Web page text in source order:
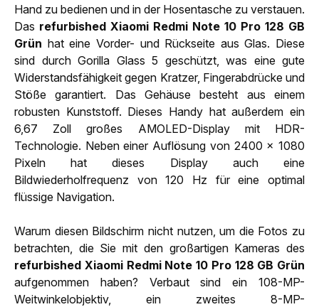
Hand zu bedienen und in der Hosentasche zu verstauen.
Das refurbished Xiaomi Redmi Note 10 Pro 128 GB
Grün hat eine Vorder- und Rückseite aus Glas. Diese
sind durch Gorilla Glass 5 geschützt, was eine gute
Widerstandsfähigkeit gegen Kratzer, Fingerabdrücke und
Stöße garantiert. Das Gehäuse besteht aus einem
robusten Kunststoff. Dieses Handy hat außerdem ein
6,67 Zoll großes AMOLED-Display mit HDR-
Technologie. Neben einer Auflösung von 2400 x 1080
Pixeln hat dieses Display auch eine
Bildwiederholfrequenz von 120 Hz für eine optimal
flüssige Navigation.
Warum diesen Bildschirm nicht nutzen, um die Fotos zu
betrachten, die Sie mit den großartigen Kameras des
refurbished Xiaomi Redmi Note 10 Pro 128 GB Grün
aufgenommen haben? Verbaut sind ein 108-MP-
Weitwinkelobjektiv, ein zweites 8-MP-